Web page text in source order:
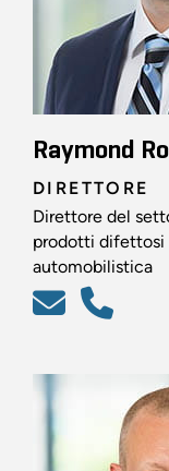
Raymond
DIRETTORE
Direttore del
prodotti difettosi
automobilistica